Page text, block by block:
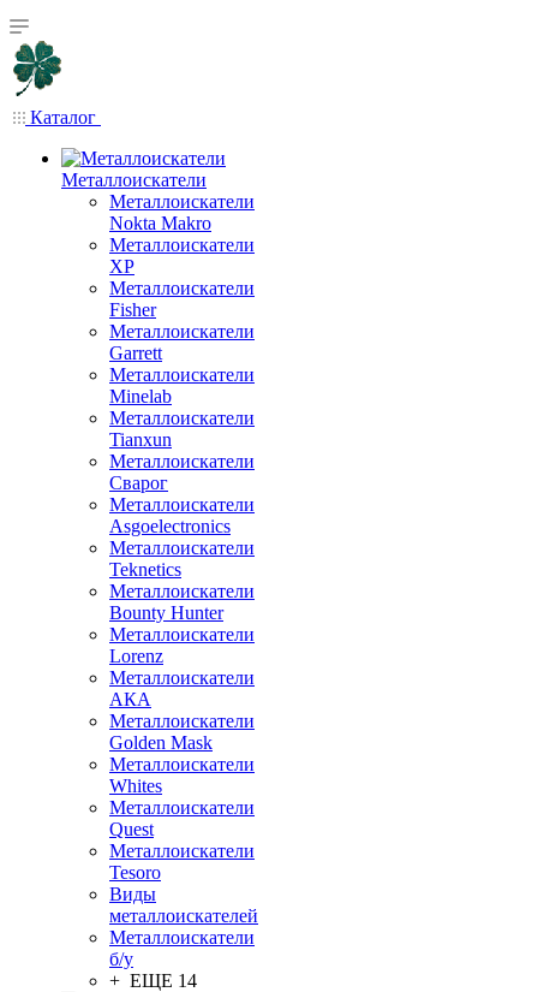
Каталог
Металлоискатели
Металлоискатели
Nokta Makro
Металлоискатели
XP
Металлоискатели
Fisher
Металлоискатели
Garrett
Металлоискатели
Minelab
Металлоискатели
Tianxun
Металлоискатели
Сварог
Металлоискатели
Asgoelectronics
Металлоискатели
Teknetics
Металлоискатели
Bounty Hunter
Металлоискатели
Lorenz
Металлоискатели
АКА
Металлоискатели
Golden Mask
Металлоискатели
Whites
Металлоискатели
Quest
Металлоискатели
Tesoro
Виды
металлоискателей
Металлоискатели
б/у
+ ЕЩЕ 14